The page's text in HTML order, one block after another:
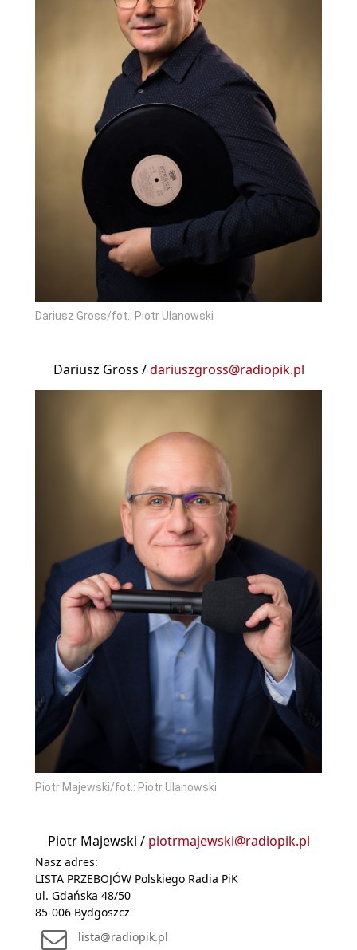
Dariusz Gross/fot.: Piotr Ulanowski
Dariusz Gross /dariuszgross@radiopik.pl
Piotr Majewski/fot.: Piotr Ulanowski
Piotr Majewski / piotrmajewski@radiopik.pl
Nasz adres:
LISTA PRZEBOJÓW Polskiego Radia PiK
ul. Gdańska 48/50
85-006 Bydgoszcz
lista@radiopik.pl